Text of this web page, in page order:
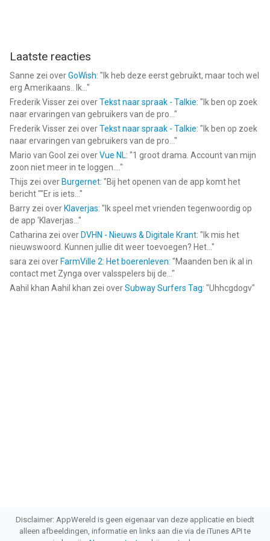
Laatste reacties
Sanne zei overGoWish: " Ik heb deze eerst gebruikt, maar toch wel
erg Amerikaans.. Ik... "
Frederik Visser zei overTekst naar spraak - Talkie: " Ik ben op zoek
naar ervaringen van gebruikers van de pro... "
Frederik Visser zei overTekst naar spraak - Talkie: " Ik ben op zoek
naar ervaringen van gebruikers van de pro... "
Mario van Gool zei overVue NL: "1 groot drama. Account van mijn
zoon niet meer in te loggen.... "
Thijs zei over Burgernet: "Bij het openen van de app komt het
bericht ""Er is iets... "
Barry zei over Klaverjas: " Ik speel met vrienden tegenwoordig op
de app ‘Klaverjas... "
Catharina zei over DVHN - Nieuws & Digitale Krant: " Ik mis het
nieuwswoord. Kunnen jullie dit weer toevoegen? Het... "
sara zei over FarmVille 2: Het boerenleven: "Maanden ben ik al in
contact met Zynga over valsspelers bij de... "
Aahil khan Aahil khan zei overSubway Surfers Tag: "Uhhcgdogv"
Disclaimer: AppWereld is geen eigenaar van deze applicatie en biedt
alleen afbeeldingen, informatie en links aan die via de iTunes API te